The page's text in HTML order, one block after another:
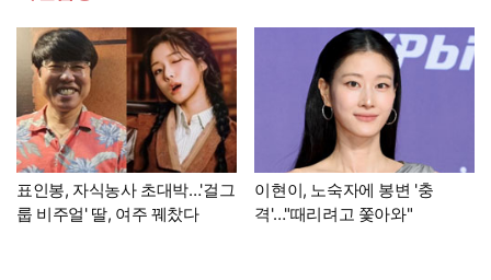
표인봉, 자식농사 초대박…'걸그
룹 비주얼' 딸, 여주 꿰찼다
이현이, 노숙자에 봉변 '충
격'…"때리려고 쫓아와"